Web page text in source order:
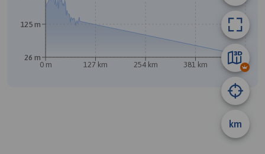
km
0 m 127 km 254 km 381 km 509 km
26 m
125 m